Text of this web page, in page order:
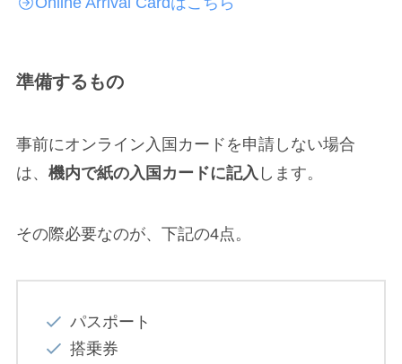
準備するもの
事前にオンライン入国カードを申請しない場合
は、 機内で紙の入国カードに記入 します。
その際必要なのが、下記の4点。
パスポート
搭乗券